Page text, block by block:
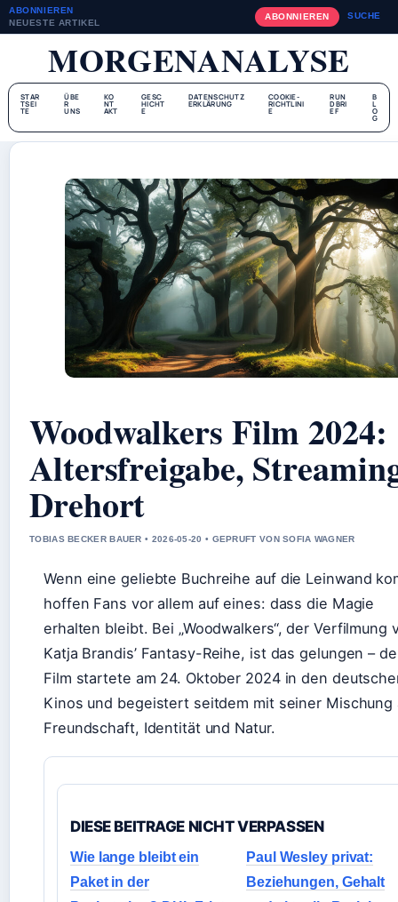
ABONNIEREN
NEUESTE ARTIKEL
ABONNIEREN SUCHE
MORGENANALYSE
STAR
TSEI
TE
ÜBE
R
UNS
KO
NT
AKT
GESC
HICHT
E
DATENSCHUTZ
ERKLÄRUNG
COOKIE-
RICHTLINI
E
RUN
DBRI
EF
B
L
O
G
Woodwalkers Film 2024:
Altersfreigabe,
Drehort
TOBIAS BECKER BAUER • 2026-05-20 • GEPRUFT VON SOFIA WAGNER
Wenn eine geliebte Buchreihe auf die Leinwand
hoffen Fans vor allem auf eines: dass die Magie
erhalten bleibt. Bei „Woodwalkers“, der Verfilmung
Katja Brandis’ Fantasy-Reihe, ist das gelungen –
Film startete am 24. Oktober 2024 in den
Kinos und begeistert seitdem mit seiner Mischung
Freundschaft, Identität und Natur.
DIESE BEITRAGE NICHT VERPASSEN
Wie lange bleibt ein
Paket in der
Paul Wesley privat:
Beziehungen, Gehalt